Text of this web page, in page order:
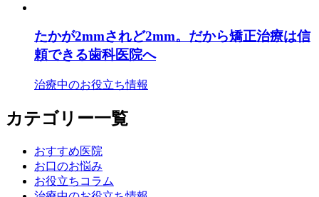
たかが2mmされど2mm。だから矯正治療は信
頼できる歯科医院へ
治療中のお役立ち情報
カテゴリー一覧
おすすめ医院
お口のお悩み
お役立ちコラム